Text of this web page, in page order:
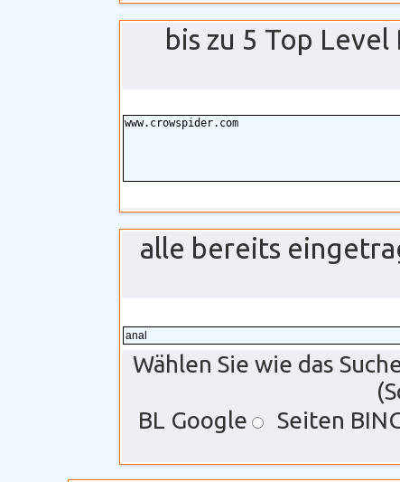
bis zu 5 Top
alle bereits
Wählen Sie wie das
BL Google
Seiten